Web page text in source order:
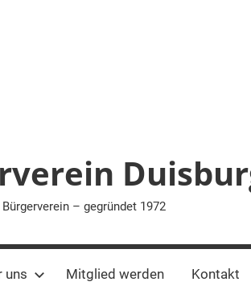
– gegründet 1972
uns Mitglied werden Kontakt